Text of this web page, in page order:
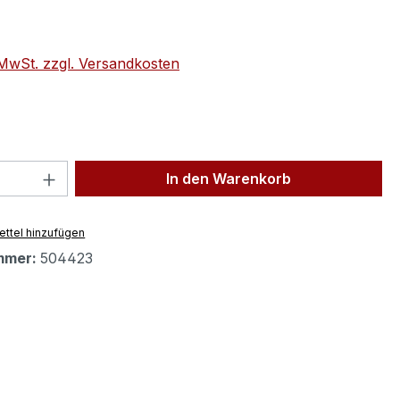
zzgl. Versandkosten
Anzahl: Gib den gewünschten Wert
In den Warenkorb
hinzufügen
504423